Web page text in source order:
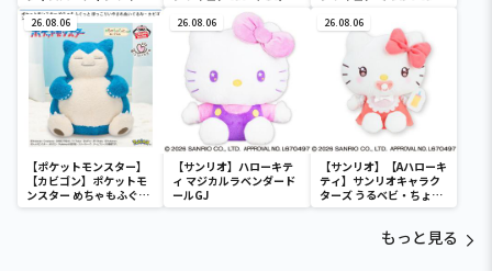
ア ぬいぐるみリストバン
ド
26.08.06
【ポケットモンスター】
【カビゴン】ポケットモ
ンスター めちゃもふぐっ
と ほっこりいやされぬい
26.08.06
【サンリオ】ハローキテ
ィ マジカルラベンダード
ールGJ
26.08.06
【サンリオ】【Aハローキ
ティ】サンリオキャラク
ターズ うるベビ・ちょい
デカドール
もっと見る